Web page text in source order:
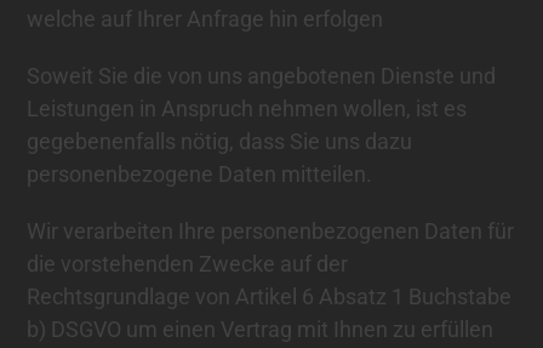
welche auf Ihrer Anfrage hin erfolgen
Soweit Sie die von uns angebotenen Dienste und
Leistungen in Anspruch nehmen wollen, ist es
gegebenenfalls nötig, dass Sie uns dazu
personenbezogene Daten mitteilen.
Wir verarbeiten Ihre personenbezogenen Daten für
die vorstehenden Zwecke auf der
Rechtsgrundlage von Artikel 6 Absatz 1 Buchstabe
b) DSGVO um einen Vertrag mit Ihnen zu erfüllen